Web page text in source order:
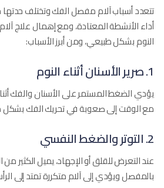
تتعدد أسباب آلام مفصل الفك وتختلف حدتها
أداء الأنشطة المعتادة، ومع إهمال علاج
النوم بشكل طبيعي، ومن أبرز الأسباب:
1. صرير الأسنان أثناء النوم
يؤدي الضغط المستمر على الأسنان والفك
مع الوقت إلى صعوبة في تحريك الفك
2. التوتر والضغط النفسي
عند التعرض للقلق أو الإجهاد، يميل
بالمفصل ويؤدي إلى آلام متكررة تمتد إلى